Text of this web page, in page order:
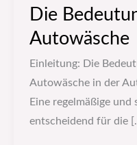
Die
Autowäsche
Einleitung: Die
Autowäsche in der
Eine regelmäßige
entscheidend für die